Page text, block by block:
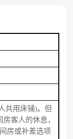
共用床铺)。但
客人的休息，
房或补差选项